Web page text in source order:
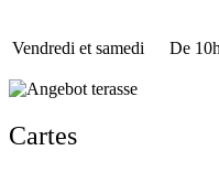
Vendredi et samedi De
Cartes